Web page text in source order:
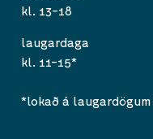
kl. 13-18
laugardaga
kl. 11-15*
*lokað á